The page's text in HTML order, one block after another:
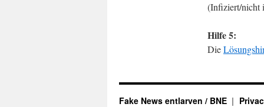
(Infiziert/nicht
Hilfe 5:
Die
Fake News entlarven / BNE